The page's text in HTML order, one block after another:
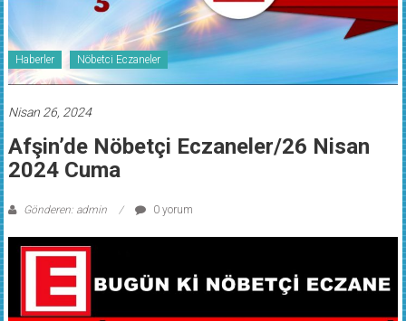
Haberler Nöbetci Eczaneler
Nisan 26, 2024
Afşin’de Nöbetçi Eczaneler/26 Nisan
2024 Cuma
Gönderen: admin 0 yorum